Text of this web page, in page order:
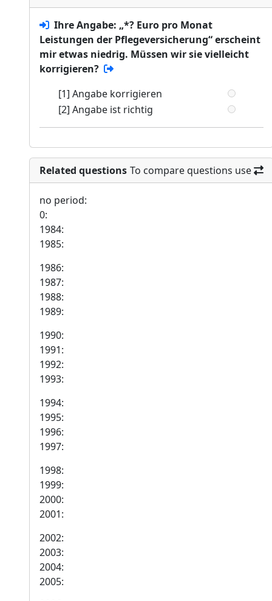
Ihre Angabe: „*? Euro pro Monat
Leistungen der Pflegeversicherung“ erscheint
mir etwas niedrig. Müssen wir sie vielleicht
korrigieren?
[1] Angabe korrigieren
[2] Angabe ist richtig
Related questions To compare questions use
no period:
0:
1984:
1985:
1986:
1987:
1988:
1989:
1990:
1991:
1992:
1993:
1994:
1995:
1996:
1997:
1998:
1999:
2000:
2001:
2002:
2003:
2004:
2005: